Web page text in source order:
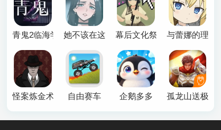
青鬼2临海学校她不该在这里官方版幕后文化祭游戏与蕾娜的理想
怪案炼金术师 自由赛车 企鹅多多 孤龙山送极品